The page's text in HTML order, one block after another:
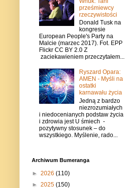
prześmiewcy
rzeczywistości
Donald Tusk na
kongresie
European People's Party na
Malcie (marzec 2017). Fot. EPP
Flickr CC BY 2.0 Z
zaciekawieniem przeczytałem...
Ryszard Opara:
AMEN - Myśli na
ostatki
karnawału życia
Jedną z bardzo
niezrozumiałych
i niedocenianych podstaw życia
i zdrowia jest U śmiech -
pozytywny stosunek – do
wszystkiego. Myślenie, rado...
Archiwum Bumeranga
► 2026 (110)
► 2025 (150)